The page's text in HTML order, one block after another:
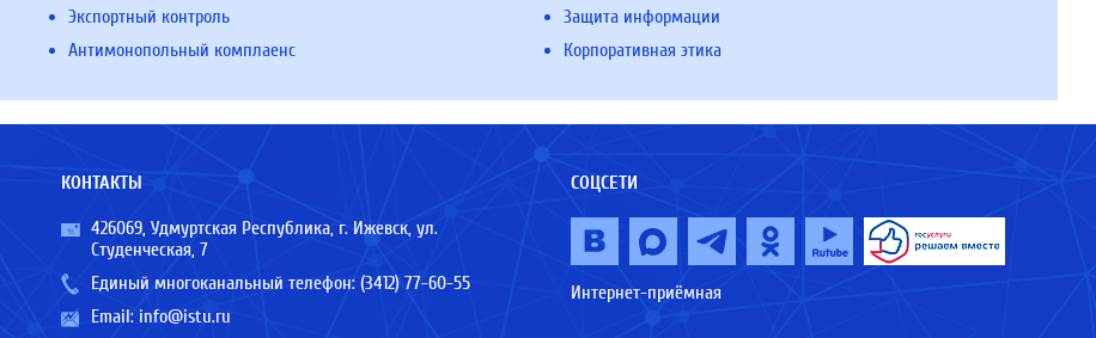
Экспортный контроль
Антимонопольный комплаенс
Защита информации
Корпоративная этика
КОНТАКТЫ
426069, Удмуртская Республика, г. Ижевск, ул.
Студенческая, 7
Единый многоканальный телефон: (3412) 77-60-55
Email: info@istu.ru
СОЦСЕТИ
Интернет-приёмная